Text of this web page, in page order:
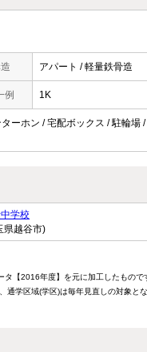
アパート / 軽量鉄骨造
例 1K
ーホン / 宅配ボックス / 駐輪場 /
学校
県越谷市)
タ【2016年度】を元に加工したもので
通学区域(学区)は毎年見直しの対象と